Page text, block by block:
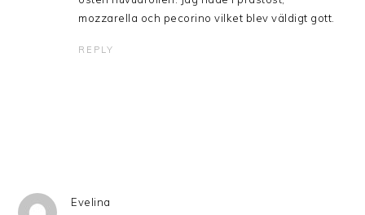
mozzarella och pecorino vilket blev väldigt gott.
REPLY
Evelina